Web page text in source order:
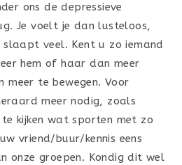
ons de depressieve
Je voelt je dan lusteloos,
veel. Kent u zo iemand
hem of haar dan meer
meer te bewegen. Voor
meer nodig, zoals
kijken wat sporten met zo
vriend/buur/kennis eens
onze groepen. Kondig dit wel